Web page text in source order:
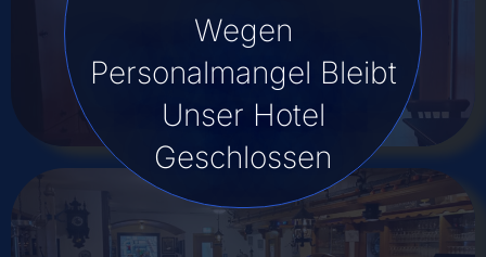
Wegen
Personalmangel Bleibt
Unser Hotel
Geschlossen